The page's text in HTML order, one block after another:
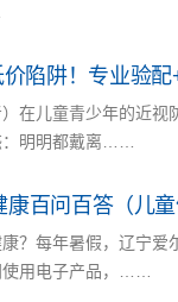
陷阱！专业验
在儿童青少年的近
：明明都戴离……
百问百答（儿童
？每年暑假，辽宁
用电子产品，……